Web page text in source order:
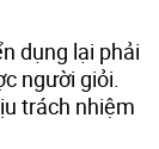
dụng lại phải
người giỏi.
trách nhiệm